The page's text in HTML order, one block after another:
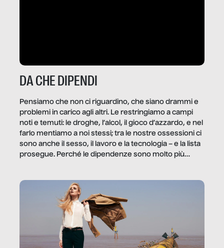
DA CHE DIPENDI
Pensiamo che non ci riguardino, che siano drammi e
problemi in carico agli altri. Le restringiamo a campi
noti e temuti: le droghe, l’alcol, il gioco d’azzardo, e nel
farlo mentiamo a noi stessi; tra le nostre ossessioni ci
sono anche il sesso, il lavoro e la tecnologia – e la lista
prosegue. Perché le dipendenze sono molto più
trae un guadagno. In questo reportage vediamo
quale e come.